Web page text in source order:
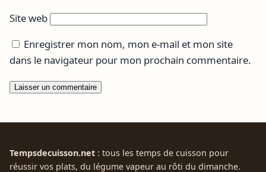
Site web
Enregistrer mon nom, mon e-mail et mon site
dans le navigateur pour mon prochain commentaire.
Tempsdecuisson.net : tous les temps de cuisson pour
réussir vos plats, du légume vapeur au rôti du dimanche.